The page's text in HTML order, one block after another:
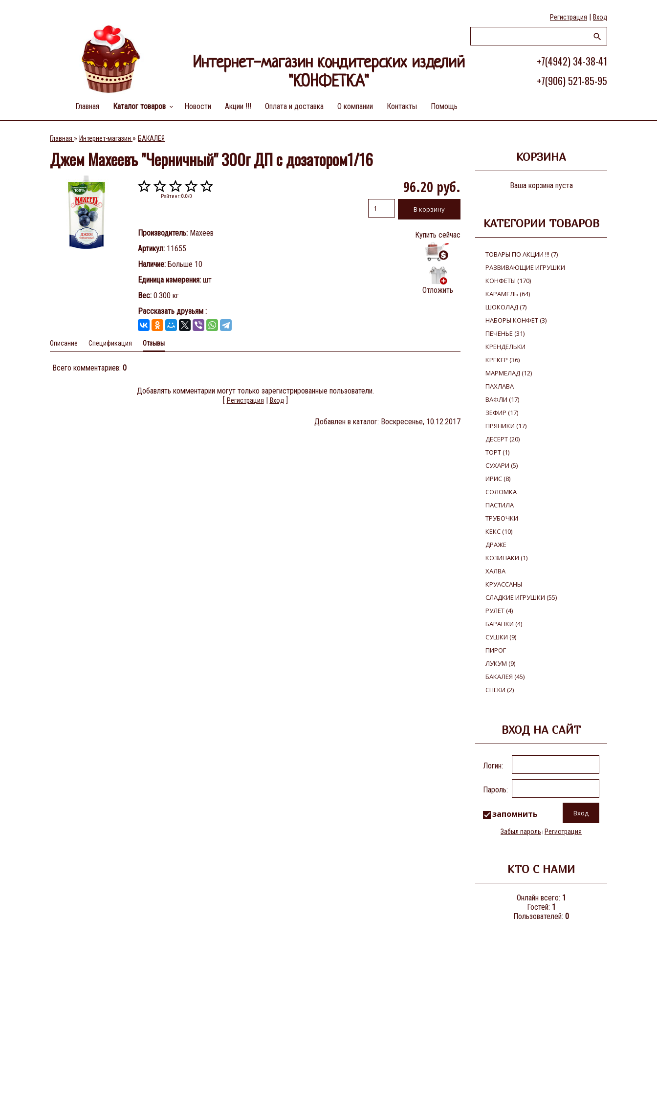
Регистрация | Вход
Интернет-магазин кондитерских изделий
"КОНФЕТКА"
+7(4942) 34-38-41
+7(906) 521-85-95
Главная Каталог товаров keyboard_arrow_down Новости Акции !!! Оплата и доставка О компании Контакты Помощь
Главная » Интернет-магазин » БАКАЛЕЯ
Джем Махеевъ "Черничный" 300г ДП с дозатором1/16
Рейтинг:0.0/0
96.20 руб.
Производитель: Махеев
Артикул: 11655
Наличие: Больше 10
Единица измерения: шт
Вес: 0.300 кг
Рассказать друзьям :
Купить сейчас
Отложить
Описание Спецификация Отзывы
Всего комментариев: 0
Добавлять комментарии могут только зарегистрированные пользователи.
[ Регистрация | Вход ]
Добавлен в каталог: Воскресенье, 10.12.2017
КОРЗИНА
Ваша корзина пуста
КАТЕГОРИИ ТОВАРОВ
ТОВАРЫ ПО АКЦИИ !!! (7)
РАЗВИВАЮЩИЕ ИГРУШКИ
КОНФЕТЫ (170)
КАРАМЕЛЬ (64)
ШОКОЛАД(7)
НАБОРЫ КОНФЕТ(3)
ПЕЧЕНЬЕ (31)
КРЕНДЕЛЬКИ
КРЕКЕР (36)
МАРМЕЛАД(12)
ПАХЛАВА
ВАФЛИ (17)
ЗЕФИР (17)
ПРЯНИКИ (17)
ДЕСЕРТ(20)
ТОРТ(1)
СУХАРИ (5)
ИРИС(8)
СОЛОМКА
ПАСТИЛА
ТРУБОЧКИ
КЕКС(10)
ДРАЖЕ
КОЗИНАКИ (1)
ХАЛВА
КРУАССАНЫ
СЛАДКИЕ ИГРУШКИ (55)
РУЛЕТ(4)
БАРАНКИ (4)
СУШКИ (9)
ПИРОГ
ЛУКУМ (9)
БАКАЛЕЯ (45)
СНЕКИ (2)
ВХОД НА САЙТ
Логин:
Пароль:
запомнить
Забыл пароль | Регистрация
КТО С НАМИ
Онлайн всего: 1
Гостей: 1
Пользователей: 0